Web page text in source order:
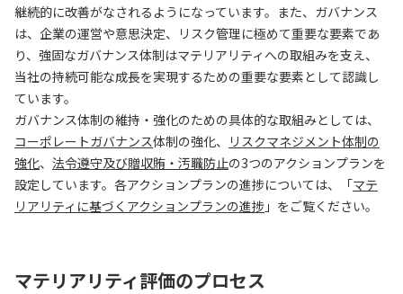
継続的に改善がなされるようになっています。また、ガバナンス
は、企業の運営や意思決定、リスク管理に極めて重要な要素であ
り、強固なガバナンス体制はマテリアリティへの取組みを支え、
当社の持続可能な成長を実現するための重要な要素として認識し
ています。
ガバナンス体制の維持・強化のための具体的な取組みとしては、
コーポレートガバナンス体制の強化、
リスクマネジメント体制の
強化、 法令遵守及び贈収賄・汚職防止の3つのアクションプランを
設定しています。各アクションプランの進捗については、「マテ
リアリティに基づくアクションプランの進捗 」をご覧ください。
マテリアリティ評価のプロセス